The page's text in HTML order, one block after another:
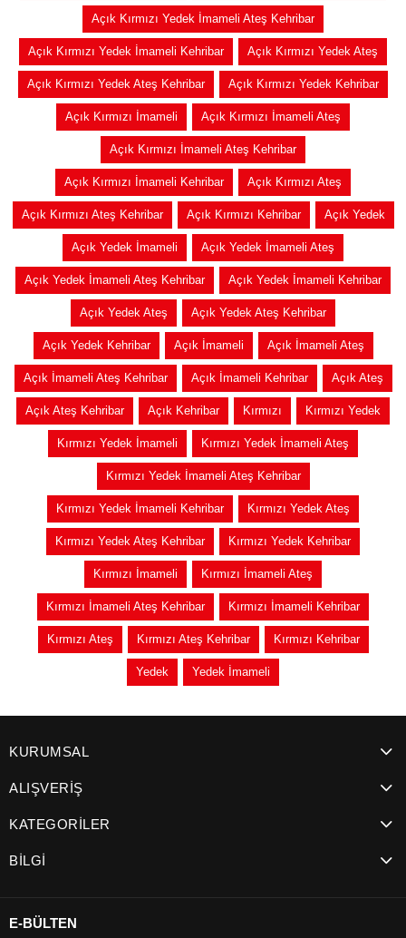
Açık Kırmızı Yedek İmameli Ateş Kehribar
Açık Kırmızı Yedek İmameli Kehribar Açık Kırmızı Yedek Ateş
Açık Kırmızı Yedek Ateş Kehribar Açık Kırmızı Yedek Kehribar
Açık Kırmızı İmameli Açık Kırmızı İmameli Ateş
Açık Kırmızı İmameli Ateş Kehribar
Açık Kırmızı İmameli Kehribar Açık Kırmızı Ateş
Açık Kırmızı Ateş Kehribar Açık Kırmızı Kehribar Açık Yedek
Açık Yedek İmameli Açık Yedek İmameli Ateş
Açık Yedek İmameli Ateş Kehribar Açık Yedek İmameli Kehribar
Açık Yedek Ateş Açık Yedek Ateş Kehribar
Açık Yedek Kehribar Açık İmameli Açık İmameli Ateş
Açık İmameli Ateş Kehribar Açık İmameli Kehribar Açık Ateş
Açık Ateş Kehribar Açık Kehribar Kırmızı Kırmızı Yedek
Kırmızı Yedek İmameli Kırmızı Yedek İmameli Ateş
Kırmızı Yedek İmameli Ateş Kehribar
Kırmızı Yedek İmameli Kehribar Kırmızı Yedek Ateş
Kırmızı Yedek Ateş Kehribar Kırmızı Yedek Kehribar
Kırmızı İmameli Kırmızı İmameli Ateş
Kırmızı İmameli Ateş Kehribar Kırmızı İmameli Kehribar
Kırmızı Ateş Kırmızı Ateş Kehribar Kırmızı Kehribar
Yedek Yedek İmameli
KURUMSAL
ALIŞVERİŞ
KATEGORİLER
BİLGİ
E-BÜLTEN